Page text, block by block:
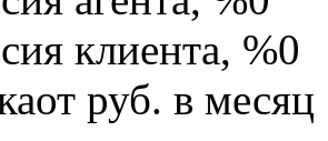
клиента, %0
от руб. в месяц